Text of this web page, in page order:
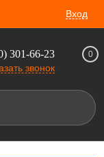
Вход
301-66-23
звонок
0